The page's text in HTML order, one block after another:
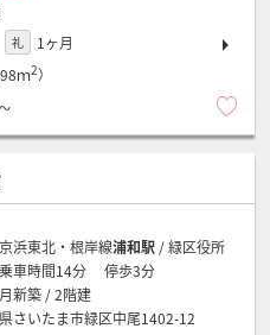
礼
1ヶ月
ｍ2）
浜東北・根岸線浦和駅 / 緑区役所
車時間14分 停歩3分
新築 / 2階建
さいたま市緑区中尾1402-12